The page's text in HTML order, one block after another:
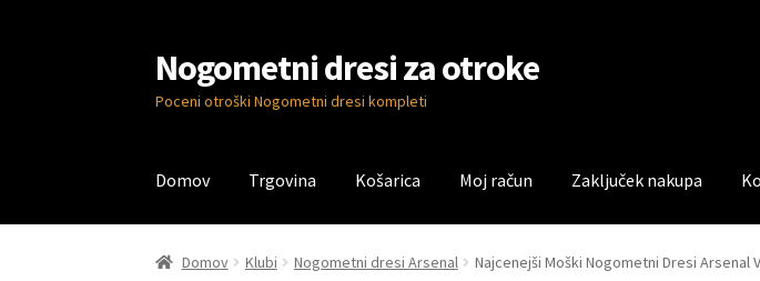
Skip
to
navigation
Skip
to
content
Nogometni dresi za otroke
Poceni otroški Nogometni dresi kompleti
Domov Trgovina Košarica Moj račun Zaključek nakupa
Domov BlogKontaktiraj nas Košarica Moj račun Trgovina Zaključek nakupa
Domov Klubi Nogometni dresi Arsenal Najcenejši Moški Nogometni Dresi Arsenal